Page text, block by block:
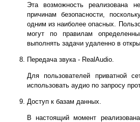
Эта возможность реализована
причинам безопасности,
одним из наиболее опасных.
могут по правилам
выполнять задачи удаленно в
Передача звука - RealAudio.
Для пользователей приватной
использовать аудио по запросу
Доступ к базам данных.
В настоящий момент